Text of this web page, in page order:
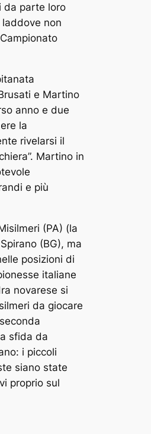
da parte loro
non
e Martino
anno e due
la
rivelarsi il
Martino in
e più
(PA) (la
(BG), ma
posizioni di
italiane
novarese si
da giocare
sfida da
i piccoli
siano state
proprio sul